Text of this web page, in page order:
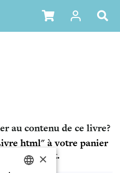
TABLE DES MATIÈRES
au contenu de ce livre?
html" à votre panier
votre achat.
×